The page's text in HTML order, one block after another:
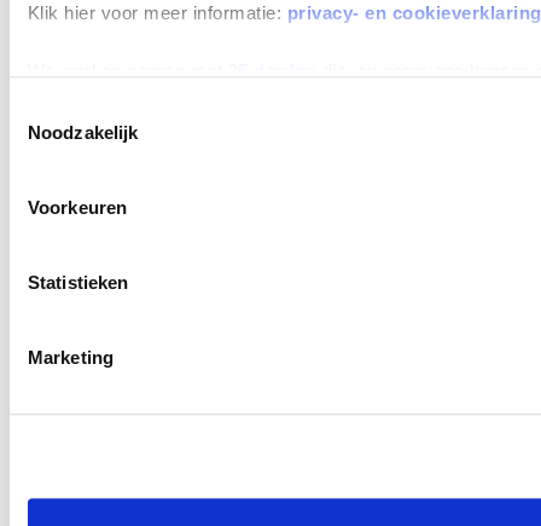
Klik hier voor meer informatie: privacy- en cookieverklaring
Noodzakelijk
Voorkeuren
Statistieken
Marketing
Elektrisch en Hybride